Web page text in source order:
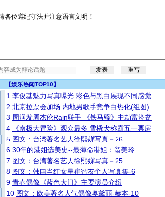
【娱乐热闻TOP10】
1 李俊基魅力写真曝光 彩色与黑白展现不同感觉
2 北京拉票会加场 内地男歌手竞争白热化(组图)
3 周润发周杰伦Rain联手 《铁马骝》中劫富济贫
4
《南极大冒险》观众最多 雪橇犬称霸五一票房
5 图文：台湾著名艺人徐熙娣写真－26
6 30年的港姐选美史--最薄命港姐：翁美玲
7 图文：台湾著名艺人徐熙娣写真－25
8 图文：韩国当红女星崔智友个人写真集-6
9 青春偶像《蓝色大门》主要演员介绍
10 图文：欧美著名人气偶像奥黛丽-赫本-10